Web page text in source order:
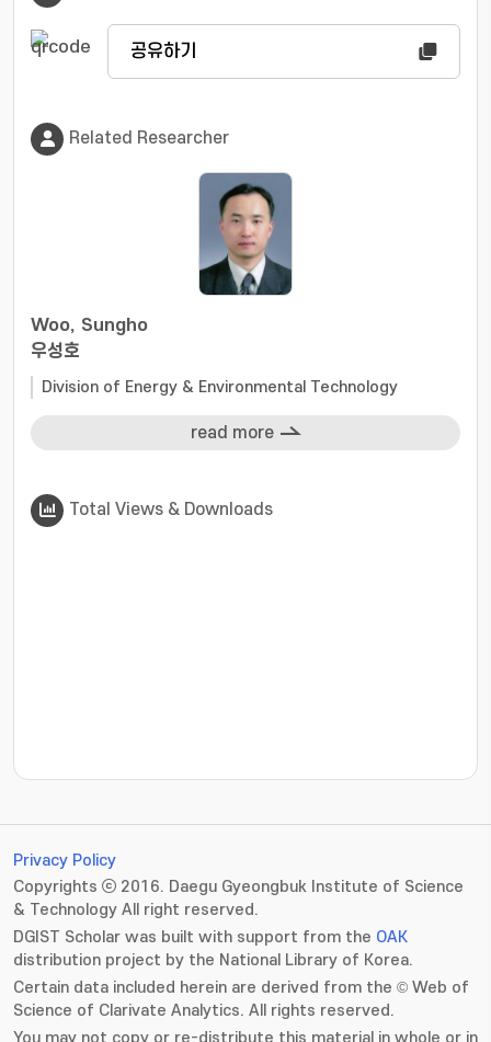
공유하기
Related Researcher
Woo, Sungho
우성호
Division of Energy & Environmental Technology
read more
Total Views & Downloads
???jsp.display-item.statistics.view???: ,
Privacy Policy
Copyrights ⓒ 2016. Daegu Gyeongbuk Institute of Science
& Technology All right reserved.
DGIST Scholar was built with support from the OAK
distribution project by the National Library of Korea.
Certain data included herein are derived from the © Web of
Science of Clarivate Analytics. All rights reserved.
You may not copy or re-distribute this material in whole or in